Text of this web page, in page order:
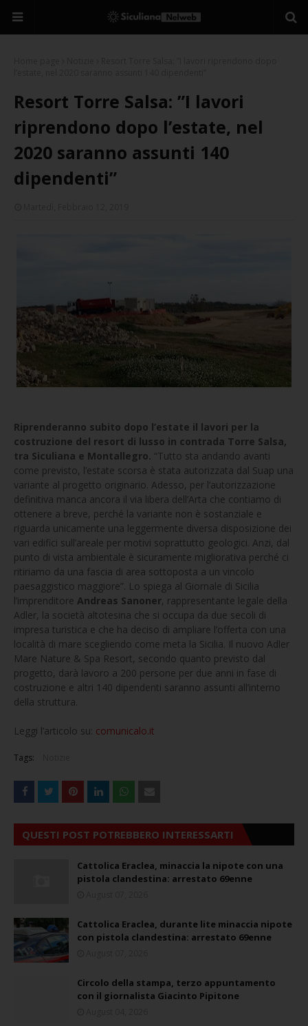
Resort Torre Salsa: ”I lavori
riprendono dopo l’estate, nel
2020 saranno assunti 140
dipendenti”
Riprenderanno subito dopo l’estate il lavori per la
costruzione del resort di lusso in contrada Torre Salsa,
tra Siculiana e Montallegro. “Tutto sta andando avanti
come previsto, l’estate scorsa è stata autorizzata dal Suap una
variante al progetto originario. Adesso, per l’autorizzazione
definitiva manca ancora il via libera dell’Arta che contiamo di
ottenere a breve, perché la variante non è sostanziale e
riguarda unicamente una leggermente diversa disposizione dei
vari edifici sull’areale per motivi soprattutto geologici. Anzi, dal
punto di vista ambientale è sicuramente migliorativa perché ci
ritiriamo da una fascia di area sottoposta a un vincolo
paesaggistico maggiore”. Lo spiega al Giornale di Sicilia
l’imprenditore Andreas Sanoner, rappresentante legale della
Adler, la società altotesina che si occupa da due secoli di
impresa turistica e che ha deciso di ampliare l’offerta con una
località di mare scegliendo come meta la Sicilia. Il nuovo Adler
Mare Nature & Spa Resort, secondo quanto previsto dal
progetto, darà lavoro a 200 persone per due anni in fase di
costruzione e altri 140 dipendenti saranno assunti all’interno
della struttura.
Leggi l’articolo su: comunicalo.it
Tags:
QUESTI POST POTREBBERO INTERESSARTI
Cattolica Eraclea, minaccia la nipote con una
pistola clandestina: arrestato 69enne
Cattolica Eraclea, durante lite minaccia nipote
con pistola clandestina: arrestato 69enne
Circolo della stampa, terzo appuntamento
con il giornalista Giacinto Pipitone